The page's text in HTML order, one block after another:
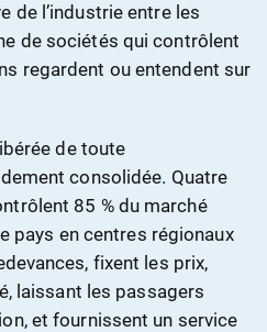
de l’industrie entre les
de sociétés qui contrôlent
regardent ou entendent sur
de toute
consolidée. Quatre
85 % du marché
pays en centres régionaux
fixent les prix,
laissant les passagers
et fournissent un service